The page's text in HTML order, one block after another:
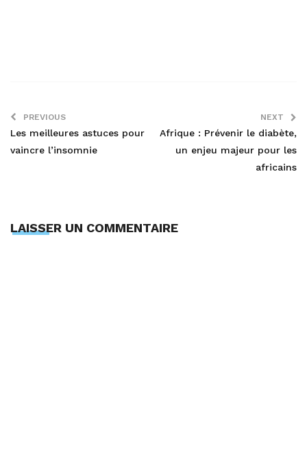
PREVIOUS
Les meilleures astuces pour
vaincre l’insomnie
NEXT
Afrique : Prévenir le diabète,
un enjeu majeur pour les
africains
LAISSER UN COMMENTAIRE